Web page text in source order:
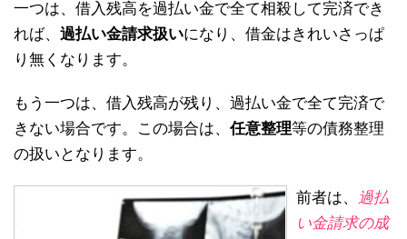
一つは、借入残高を過払い金で全て相殺して完済でき
れば、 過払い金請求扱いになり、借金はきれいさっぱ
り無くなります。
もう一つは、借入残高が残り、過払い金で全て完済で
きない場合です。この場合は、 任意整理等の債務整理
の扱いとなります。
前者は、 過払
い金請求の成